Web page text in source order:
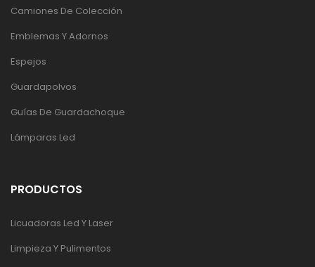
Camiones De Colección
Emblemas Y Adornos
Espejos
Guardapolvos
Guías De Guardachoque
Lámparas Led
PRODUCTOS
Licuadoras Led Y Laser
Limpieza Y Pulimentos